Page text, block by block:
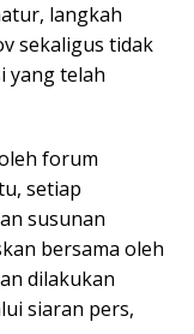
langkah
sekaligus tidak
yang telah
forum
setiap
susunan
bersama oleh
dilakukan
siaran pers,